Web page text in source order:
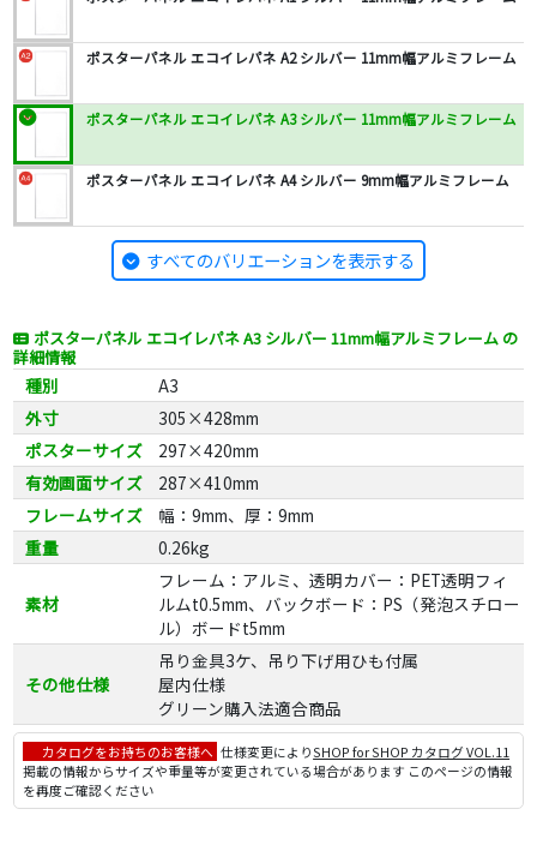
ポスターパネル エコイレパネ A2 シルバー 11mm幅アルミフレーム
ポスターパネル エコイレパネ A3 シルバー 11mm幅アルミフレーム
ポスターパネル エコイレパネ A4 シルバー 9mm幅アルミフレーム
すべてのバリエーションを表示する
ポスターパネル エコイレパネ A3 シルバー 11mm幅アルミフレーム の
詳細情報
種別
A3
外寸
305×428mm
ポスターサイズ
297×420mm
有効画面サイズ
287×410mm
フレームサイズ
幅：9mm、厚：9mm
重量
0.26kg
素材
フレーム：アルミ、透明カバー：PET透明フィ
ルムt0.5mm、バックボード：PS（発泡スチロー
ル）ボードt5mm
その他仕様
吊り金具3ケ、吊り下げ用ひも付属
屋内仕様
グリーン購入法適合商品
カタログをお持ちのお客様へ 仕様変更によりSHOP for SHOP カタログ VOL.11
掲載の情報からサイズや重量等が変更されている場合があります このページの情報
を再度ご確認ください